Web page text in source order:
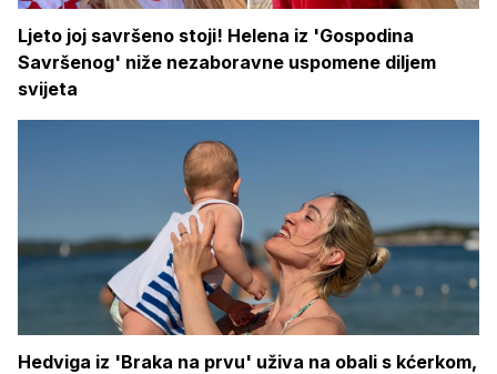
Ljeto joj savršeno stoji! Helena iz 'Gospodina
Savršenog' niže nezaboravne uspomene diljem
svijeta
Hedviga iz 'Braka na prvu' uživa na obali s kćerkom,